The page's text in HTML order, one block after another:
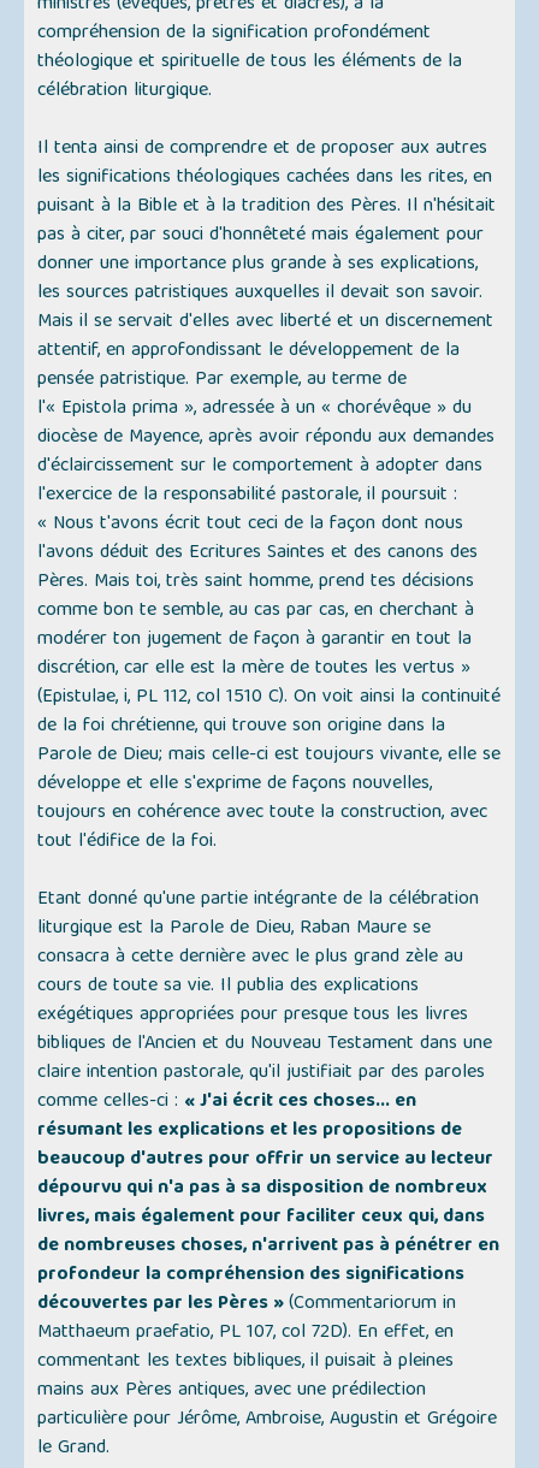
compréhension de la signification profondément
théologique et spirituelle de tous les éléments de la
célébration liturgique.
Il tenta ainsi de comprendre et de proposer aux autres
les significations théologiques cachées dans les rites, en
puisant à la Bible et à la tradition des Pères. Il n'hésitait
pas à citer, par souci d'honnêteté mais également pour
donner une importance plus grande à ses explications,
les sources patristiques auxquelles il devait son savoir.
Mais il se servait d'elles avec liberté et un discernement
attentif, en approfondissant le développement de la
pensée patristique. Par exemple, au terme de
l'« Epistola prima », adressée à un « chorévêque » du
diocèse de Mayence, après avoir répondu aux demandes
d'éclaircissement sur le comportement à adopter dans
l'exercice de la responsabilité pastorale, il poursuit :
« Nous t'avons écrit tout ceci de la façon dont nous
l'avons déduit des Ecritures Saintes et des canons des
Pères. Mais toi, très saint homme, prend tes décisions
comme bon te semble, au cas par cas, en cherchant à
modérer ton jugement de façon à garantir en tout la
discrétion, car elle est la mère de toutes les vertus »
(Epistulae, i, PL 112, col 1510 C). On voit ainsi la continuité
de la foi chrétienne, qui trouve son origine dans la
Parole de Dieu; mais celle-ci est toujours vivante, elle se
développe et elle s'exprime de façons nouvelles,
toujours en cohérence avec toute la construction, avec
tout l'édifice de la foi.
Etant donné qu'une partie intégrante de la célébration
liturgique est la Parole de Dieu, Raban Maure se
consacra à cette dernière avec le plus grand zèle au
cours de toute sa vie. Il publia des explications
exégétiques appropriées pour presque tous les livres
bibliques de l'Ancien et du Nouveau Testament dans une
claire intention pastorale, qu'il justifiait par des paroles
comme celles-ci : « J'ai écrit ces choses... en
résumant les explications et les propositions de
beaucoup d'autres pour offrir un service au lecteur
dépourvu qui n'a pas à sa disposition de nombreux
livres, mais également pour faciliter ceux qui, dans
de nombreuses choses, n'arrivent pas à pénétrer en
profondeur la compréhension des significations
découvertes par les Pères »(Commentariorum in
Matthaeum praefatio, PL 107, col 72D). En effet, en
commentant les textes bibliques, il puisait à pleines
mains aux Pères antiques, avec une prédilection
particulière pour Jérôme, Ambroise, Augustin et Grégoire
le Grand.